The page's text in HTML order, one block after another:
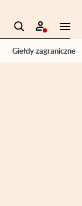
Giełdy zagraniczne